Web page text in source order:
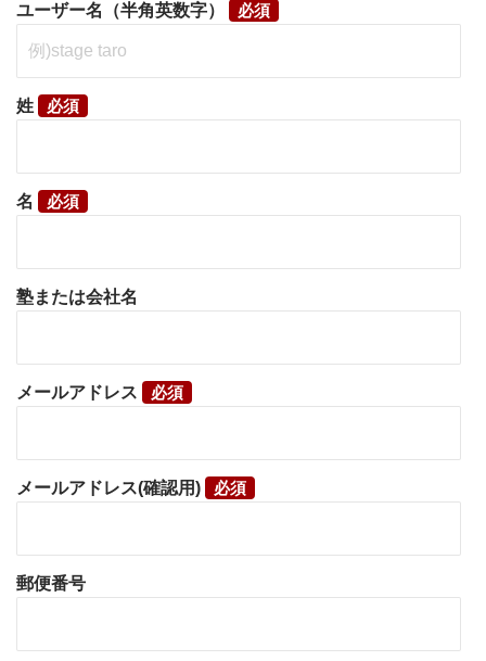
ユーザー名（半角英数字）
姓
名
塾または会社名
メールアドレス
メールアドレス(確認用)
郵便番号